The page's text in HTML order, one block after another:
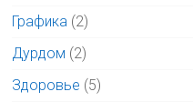
Графика (2)
Дурдом (2)
Здоровье (5)